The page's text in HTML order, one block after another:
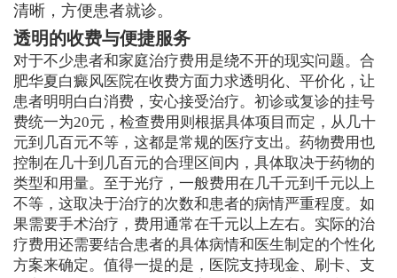
清晰，方便患者就诊。
透明的收费与便捷服务
对于不少患者和家庭治疗费用是绕不开的现实问题。合
肥华夏白癜风医院在收费方面力求透明化、平价化，让
患者明明白白消费，安心接受治疗。初诊或复诊的挂号
费统一为20元，检查费用则根据具体项目而定，从几十
元到几百元不等，这都是常规的医疗支出。药物费用也
控制在几十到几百元的合理区间内，具体取决于药物的
类型和用量。至于光疗，一般费用在几千元到千元以上
不等，这取决于治疗的次数和患者的病情严重程度。如
果需要手术治疗，费用通常在千元以上左右。实际的治
疗费用还需要结合患者的具体病情和医生制定的个性化
方案来确定。值得一提的是，医院支持现金、刷卡、支